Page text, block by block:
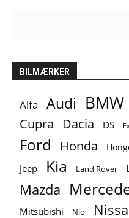
BILMÆRKER
Alfa Audi BMW
Cupra Dacia DS
Ford Honda
Jeep Kia Land Rover
Mazda
Mitsubishi Nio